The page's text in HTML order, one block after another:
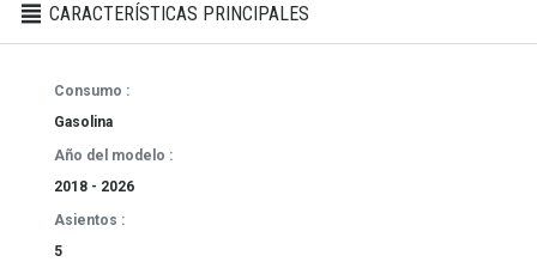
CARACTERÍSTICAS PRINCIPALES
Consumo :
Gasolina
Año del modelo :
2018 - 2026
Asientos :
5